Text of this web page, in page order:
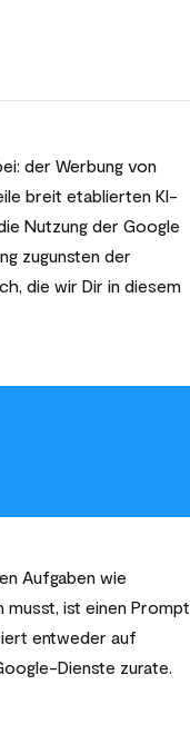
der Werbung von
breit etablierten KI-
Nutzung der Google
zugunsten der
die wir Dir in diesem
Aufgaben wie
musst, ist einen Prompt
entweder auf
Dienste zurate.